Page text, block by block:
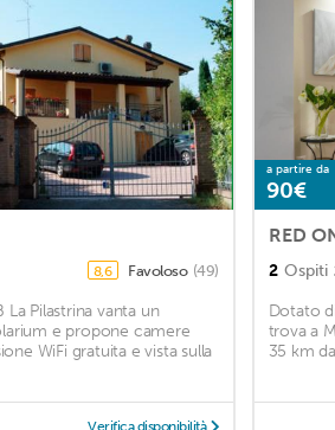
8,6 Favoloso (49)
La Pilastrina vanta un
e propone camere
WiFi gratuita e vista sulla
a partire da
90€
RED
2 Ospiti
Dotato
trova a
35 km